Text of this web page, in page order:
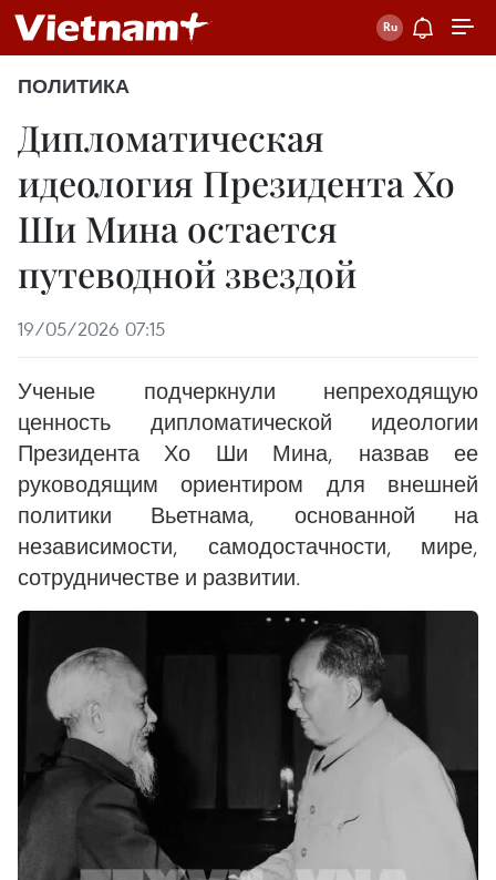
ПОЛИТИКА
Дипломатическая
идеология Президента Хо
Ши Мина остается
путеводной звездой
19/05/2026 07:15
Ученые подчеркнули непреходящую
ценность дипломатической идеологии
Президента Хо Ши Мина, назвав ее
руководящим ориентиром для внешней
политики Вьетнама, основанной на
независимости, самодостачности, мире,
сотрудничестве и развитии.